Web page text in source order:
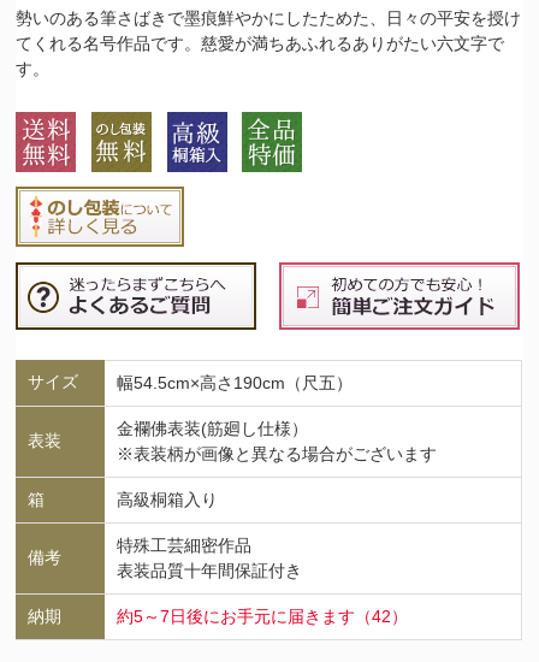
勢いのある筆さばきで墨痕鮮やかにしたためた、日々の平安を授け
てくれる名号作品です。慈愛が満ちあふれるありがたい六文字で
す。
サイズ 幅54.5cm×高さ190cm（尺五）
表装
金襴佛表装(筋廻し仕様）
※表装柄が画像と異なる場合がございます
箱 高級桐箱入り
備考
特殊工芸細密作品
表装品質十年間保証付き
納期 約5～7日後にお手元に届きます（42）